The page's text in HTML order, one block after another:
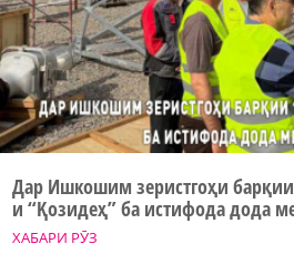
ХАБАРИ РӮЗ
Дар Ишкошим зеристгоҳи барқии
и “Қозидеҳ” ба истифода дода